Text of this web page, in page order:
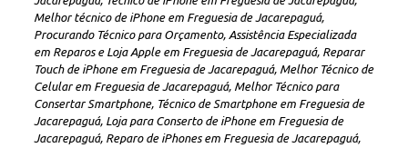
Melhor técnico de iPhone em Freguesia de Jacarepaguá,
Procurando Técnico para Orçamento, Assistência Especializada
em Reparos e Loja Apple em Freguesia de Jacarepaguá, Reparar
Touch de iPhone em Freguesia de Jacarepaguá, Melhor Técnico de
Celular em Freguesia de Jacarepaguá, Melhor Técnico para
Consertar Smartphone, Técnico de Smartphone em Freguesia de
Jacarepaguá, Loja para Conserto de iPhone em Freguesia de
Jacarepaguá, Reparo de iPhones em Freguesia de Jacarepaguá,